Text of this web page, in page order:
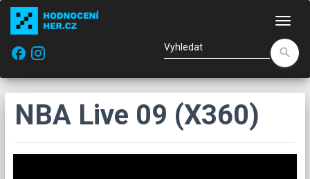
facebook
search
NBA Live 09 (X360)